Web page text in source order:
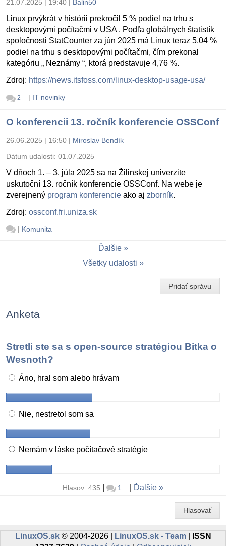
21.07.2025 | 19:40 | Balin50
Linux prvýkrát v histórii prekročil 5 % podiel na trhu s
desktopovými počítačmi v USA . Podľa globálnych štatistík
spoločnosti StatCounter za jún 2025 má Linux teraz 5,04 %
podiel na trhu s desktopovými počítačmi, čím prekonal
kategóriu „ Neznámy “, ktorá predstavuje 4,76 %.
Zdroj: https://news.itsfoss.com/linux-desktop-usage-usa/
2 | IT novinky
O konferencii 13. ročník konferencie OSSConf
26.06.2025 | 16:50 | Miroslav Bendík
Dátum udalosti: 01.07.2025
V dňoch 1. – 3. júla 2025 sa na Žilinskej univerzite
uskutoční 13. ročník konferencie OSSConf. Na webe je
zverejnený program konferencie ako aj zborník.
Zdroj: ossconf.fri.uniza.sk
| Komunita
Ďalšie
Všetky udalosti
Pridať správu
Anketa
Stretli ste sa s open-source stratégiou Bitka o
Wesnoth?
Áno, hral som alebo hrávam
Nie, nestretol som sa
Nemám v láske počítačové stratégie
Hlasov: 435 1 Ďalšie
Hlasovať
LinuxOS.sk© 2004-2026 | LinuxOS.sk - Team|
ISSN